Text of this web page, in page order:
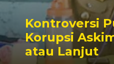
Kontroversi
Korupsi
atau Lanjut